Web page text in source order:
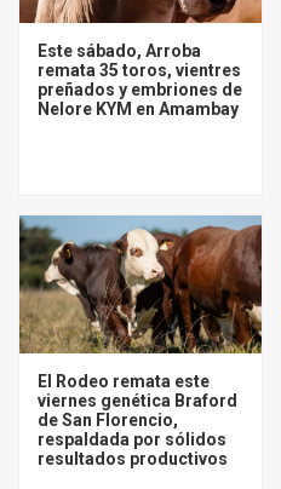
Este sábado, Arroba
remata 35 toros, vientres
preñados y embriones de
Nelore KYM en Amambay
El Rodeo remata este
viernes genética Braford
de San Florencio,
respaldada por sólidos
resultados productivos